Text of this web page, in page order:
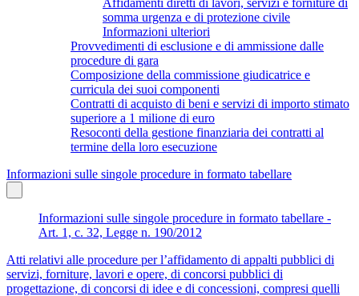
somma urgenza e di protezione civile
Informazioni ulteriori
Provvedimenti di esclusione e di ammissione dalle
procedure di gara
Composizione della commissione giudicatrice e
curricula dei suoi componenti
Contratti di acquisto di beni e servizi di importo stimato
superiore a 1 milione di euro
Resoconti della gestione finanziaria dei contratti al
termine della loro esecuzione
Informazioni sulle singole procedure in formato tabellare
Informazioni sulle singole procedure in formato tabellare -
Art. 1, c. 32, Legge n. 190/2012
Atti relativi alle procedure per l’affidamento di appalti pubblici di
servizi, forniture, lavori e opere, di concorsi pubblici di
progettazione, di concorsi di idee e di concessioni, compresi quelli